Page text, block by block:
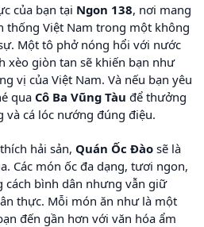
của bạn tại Ngon 138, nơi mang
thống Việt Nam trong một không
Một tô phở nóng hổi với nước
xèo giòn tan sẽ khiến bạn như
vị của Việt Nam. Và nếu bạn yêu
qua Cô Ba Vũng Tàu để thưởng
cá lóc nướng đúng điệu.
hải sản, Quán Ốc Đào sẽ là
Các món ốc đa dạng, tươi ngon,
cách bình dân nhưng vẫn giữ
thực. Mỗi món ăn như là một
đến gần hơn với văn hóa ẩm